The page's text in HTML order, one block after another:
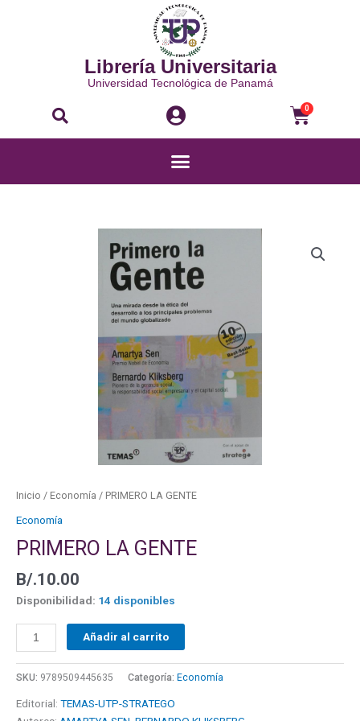
Librería Universitaria
Universidad Tecnológica de Panamá
Buscar 0
Menú
Inicio / Economía / PRIMERO LA GENTE
Economía
PRIMERO LA GENTE
B/.10.00
Disponibilidad: 14 disponibles
Añadir al carrito
SKU: 9789509445635 Categoría: Economía
Editorial: TEMAS-UTP-STRATEGO